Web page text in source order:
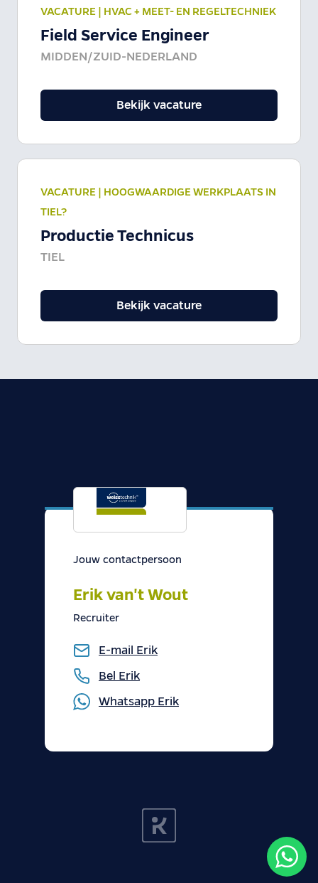
VACATURE | HVAC + MEET- EN REGELTECHNIEK
Field Service Engineer
MIDDEN/ZUID-NEDERLAND
Bekijk vacature
VACATURE | HOOGWAARDIGE WERKPLAATS IN
TIEL?
Productie Technicus
TIEL
Bekijk vacature
Jouw contactpersoon
Erik van't Wout
Recruiter
E-mail Erik
Bel Erik
Whatsapp Erik